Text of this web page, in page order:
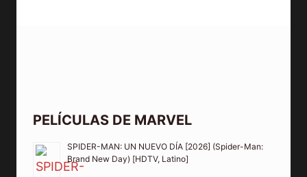
PELÍCULAS DE MARVEL
SPIDER-MAN: UN NUEVO DÍA [2026] (Spider-Man:
Brand New Day) [HDTV, Latino]